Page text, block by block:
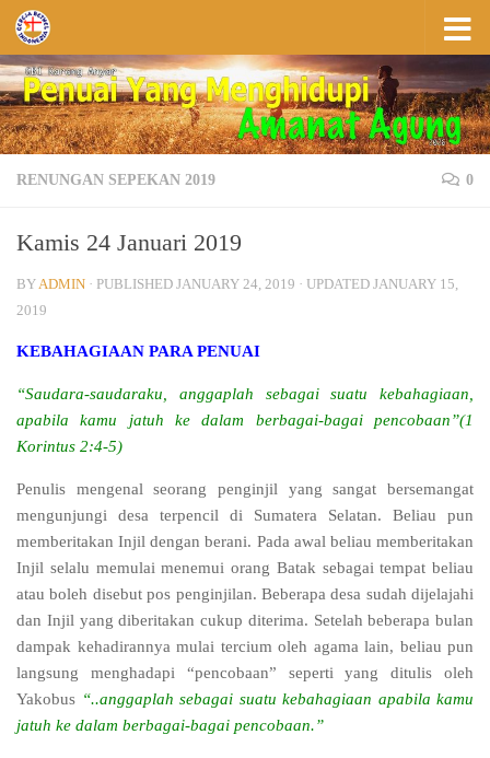
Skip to content
RENUNGAN SEPEKAN 2019 0
Kamis 24 Januari 2019
BYADMIN · PUBLISHED JANUARY 24, 2019 · UPDATED JANUARY 15,
2019
KEBAHAGIAAN PARA PENUAI
“Saudara-saudaraku, anggaplah sebagai suatu kebahagiaan,
apabila kamu jatuh ke dalam berbagai-bagai pencobaan”(1
Korintus 2:4-5)
Penulis mengenal seorang penginjil yang sangat bersemangat
mengunjungi desa terpencil di Sumatera Selatan. Beliau pun
memberitakan Injil dengan berani. Pada awal beliau memberitakan
Injil selalu memulai menemui orang Batak sebagai tempat beliau
atau boleh disebut pos penginjilan. Beberapa desa sudah dijelajahi
dan Injil yang diberitakan cukup diterima. Setelah beberapa bulan
dampak kehadirannya mulai tercium oleh agama lain, beliau pun
langsung menghadapi “pencobaan” seperti yang ditulis oleh
Yakobus “..anggaplah sebagai suatu kebahagiaan apabila kamu
jatuh ke dalam berbagai-bagai pencobaan.”